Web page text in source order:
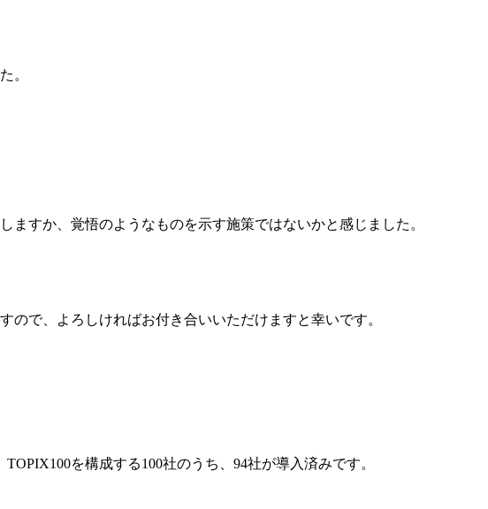
。
すか、覚悟のようなものを示す施策ではないかと感じました。
で、よろしければお付き合いいただけますと幸いです。
TOPIX100を構成する100社のうち、94社が導入済みです。